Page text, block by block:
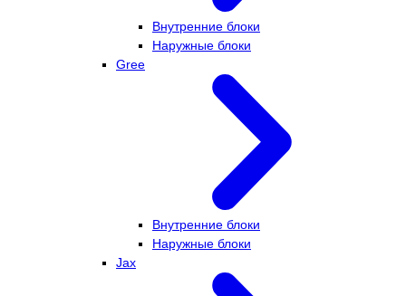
Внутренние блоки
Наружные блоки
Gree
Внутренние блоки
Наружные блоки
Jax